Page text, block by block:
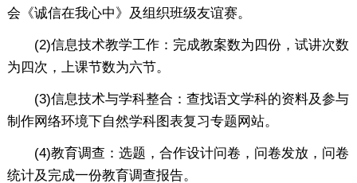
会《诚信在我心中》及组织班级友谊赛。
(2)信息技术教学工作：完成教案数为四份，试讲次数
为四次，上课节数为六节。
(3)信息技术与学科整合：查找语文学科的资料及参与
制作网络环境下自然学科图表复习专题网站。
(4)教育调查：选题，合作设计问卷，问卷发放，问卷
统计及完成一份教育调查报告。